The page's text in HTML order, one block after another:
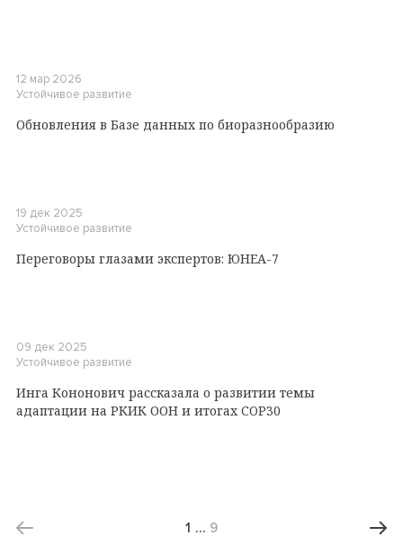
12 мар 2026
Устойчивое развитие
Обновления в Базе данных по биоразнообразию
19 дек 2025
Устойчивое развитие
Переговоры глазами экспертов: ЮНЕА-7
09 дек 2025
Устойчивое развитие
Инга Кононович рассказала о развитии темы
адаптации на РКИК ООН и итогах COP30
1 … 9